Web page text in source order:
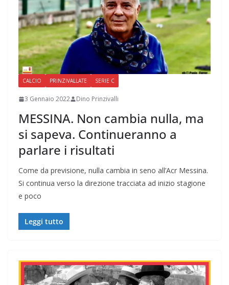
CALCIO PRINZIVALLATE SERIE C
3 Gennaio 2022 Dino Prinzivalli
MESSINA. Non cambia nulla, ma
si sapeva. Continueranno a
parlare i risultati
Come da previsione, nulla cambia in seno all’Acr Messina.
Si continua verso la direzione tracciata ad inizio stagione
e poco
Leggi tutto